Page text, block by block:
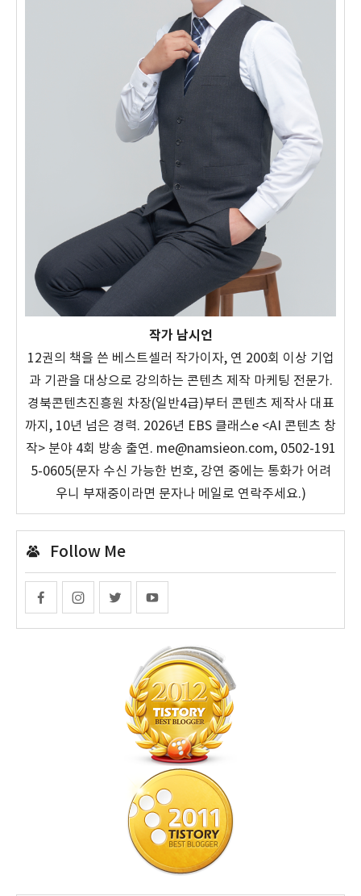
작가 남시언
12권의 책을 쓴 베스트셀러 작가이자, 연 200회 이상 기업
과 기관을 대상으로 강의하는 콘텐츠 제작 마케팅 전문가.
경북콘텐츠진흥원 차장(일반4급)부터 콘텐츠 제작사 대표
까지, 10년 넘은 경력. 2026년 EBS 클래스e <AI 콘텐츠 창
작> 분야 4회 방송 출연. me@namsieon.com, 0502-191
5-0605(문자 수신 가능한 번호, 강연 중에는 통화가 어려
우니 부재중이라면 문자나 메일로 연락주세요.)
Follow Me